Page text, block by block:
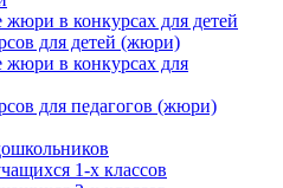
жюри в конкурсах для детей
для детей (жюри)
жюри в конкурсах для
для педагогов (жюри)
1-х классов